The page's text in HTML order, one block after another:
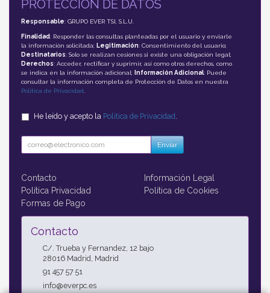
PROTECCIÓN DE DATOS
Responsable: GRUPO EVER TSI, S.L.U.
Finalidad: Responder las consultas planteadas por el usuario y enviarle
la información solicitada; Legitimación: Consentimiento del usuario;
Destinatarios: Solo se realizan cesiones si existe una obligación legal;
Derechos: Acceder, rectificar y suprimir, así como otros derechos, como
se indica en la información adicional;
Información Adicional: Puede
consultar la información completa de Protección de Datos en nuestra
Política de Privacidad
He leído y acepto la Política de Privacidad
Enviar
Contacto
Información Legal
Política Privacidad
Política de Cookies
Formas de Pago
Contacto
C/. Trueba y Fernandez, 12 bajo
28016 Madrid Madrid
91 457 57 51
info@everpc.es